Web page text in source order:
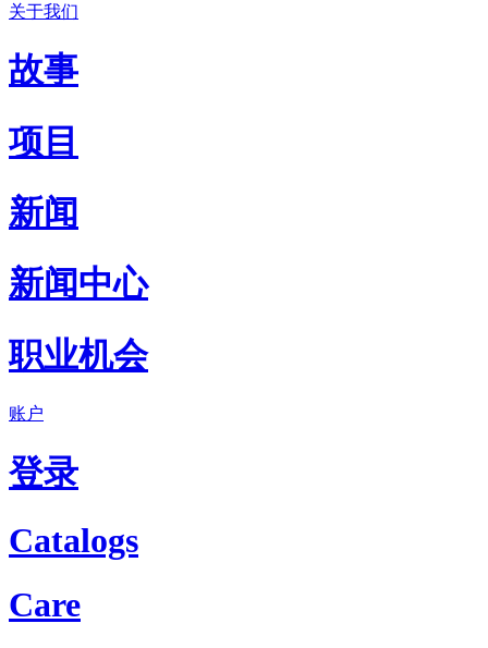
关于我们
故事
项目
新闻
新闻中心
职业机会
账户
登录
Catalogs
Care